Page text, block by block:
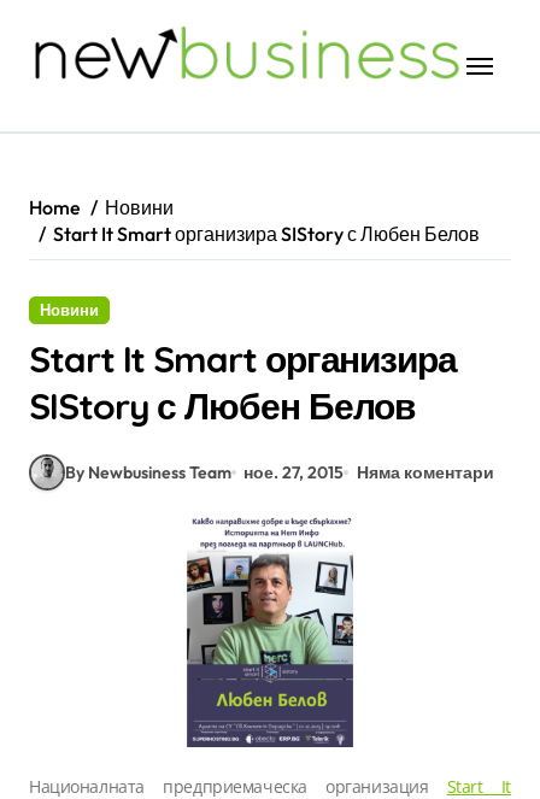
Home
Новини
Start It Smart организира SIStory с Любен Белов
Новини
Start It Smart организира
SIStory с Любен Белов
By Newbusiness Team ное. 27, 2015 Няма коментари
Националната предприемаческа организация Start It